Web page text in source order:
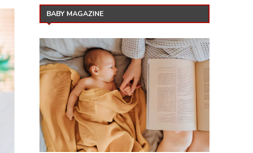
BABY MAGAZINE